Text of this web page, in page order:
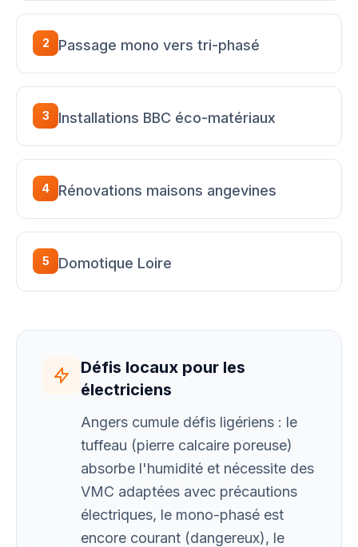
2 Passage mono vers tri-phasé
3 Installations BBC éco-matériaux
4 Rénovations maisons angevines
5 Domotique Loire
Défis locaux pour les
électriciens
Angers cumule défis ligériens : le
tuffeau (pierre calcaire poreuse)
absorbe l'humidité et nécessite des
VMC adaptées avec précautions
électriques, le mono-phasé est
encore courant (dangereux), le